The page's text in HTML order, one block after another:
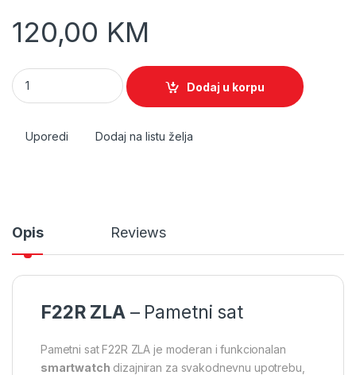
120,00 KM
F22R ZLA – Pametni sat quantity
Dodaj u korpu
Uporedi Dodaj na listu želja
Opis Reviews
F22R ZLA – Pametni sat
Pametni sat F22R ZLA je moderan i funkcionalan
smartwatch dizajniran za svakodnevnu upotrebu,